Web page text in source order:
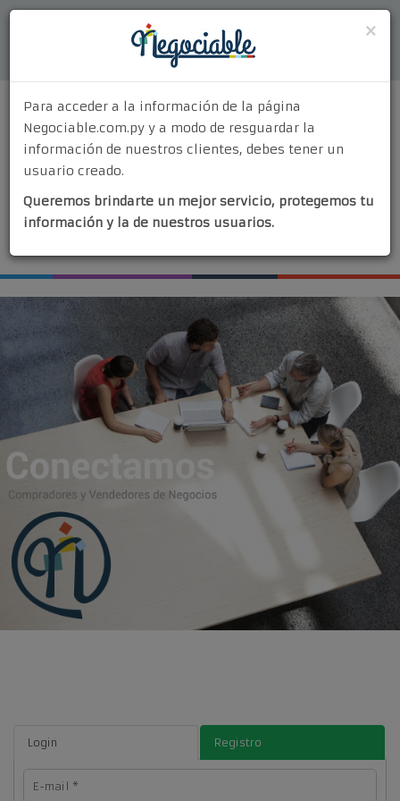
Quiénes Somos
¿Por Qué Elegirnos?
Nuestros Servicios
Contacto
Login Registro
×
Para acceder a la información de la página
Negociable.com.py y a modo de resguardar la
información de nuestros clientes, debes tener un
usuario creado.
Queremos brindarte un mejor servicio, protegemos tu
información y la de nuestros usuarios.